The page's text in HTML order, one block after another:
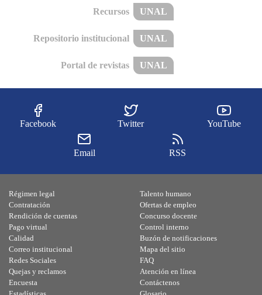
Recursos UNAL
Repositorio institucional UNAL
Portal de revistas UNAL
Facebook Twitter YouTube
Email RSS
Régimen legal
Contratación
Rendición de cuentas
Pago virtual
Calidad
Talento humano
Ofertas de empleo
Concurso docente
Control interno
Buzón de notificaciones
Correo institucional
Redes Sociales
Quejas y reclamos
Encuesta
Mapa del sitio
FAQ
Atención en línea
Contáctenos